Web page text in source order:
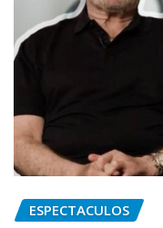
ESPECTACULOS